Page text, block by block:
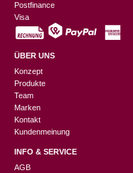
Postfinance
Visa
ÜBER UNS
Konzept
Produkte
Team
Marken
Kontakt
Kundenmeinung
INFO & SERVICE
AGB